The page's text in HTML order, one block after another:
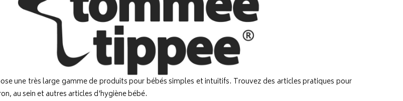
une très large gamme de produits pour bébés simples et intuitifs. Trouvez des articles pratiques pour
au sein et autres articles d'hygiène bébé.